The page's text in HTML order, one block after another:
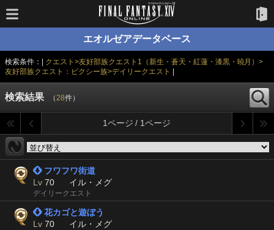
エオルゼアデータベース
検索条件：| クエスト>友好部族クエスト1（新生・蒼天・紅蓮・漆黒・暁月）>
友好部族クエスト：ピクシー族>デイリークエスト
検索結果 （28件）
1ページ / 1ページ
 フワフワ街道
Lv 70 イル・メグ
デイリークエスト
 花カゴと遊ぼう
Lv 70 イル・メグ